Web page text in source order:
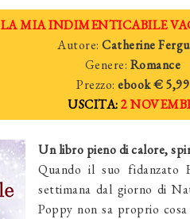
LA MIA INDIMENTICABILE
Autore: Catherine
Genere: Romance
Prezzo: ebook€ 5,99
USCITA:2
Un libro pieno di calore,
Quando il suo fidanzato
settimana dal giorno di
Poppy non sa proprio